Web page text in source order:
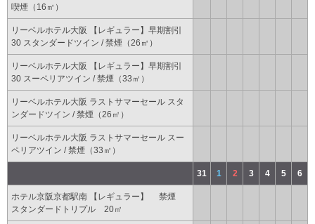
喫煙（16㎡）
リーベルホテル大阪 【レギュラー】早期割引
30 スタンダードツイン / 禁煙（26㎡）
リーベルホテル大阪 【レギュラー】早期割引
30 スーペリアツイン / 禁煙（33㎡）
リーベルホテル大阪 ラストサマーセール スタ
ンダードツイン / 禁煙（26㎡）
リーベルホテル大阪 ラストサマーセール スー
ペリアツイン / 禁煙（33㎡）
31 1 2 3 4 5 6
ホテル京阪京都駅南 【レギュラー】 禁煙
スタンダードトリプル 20㎡